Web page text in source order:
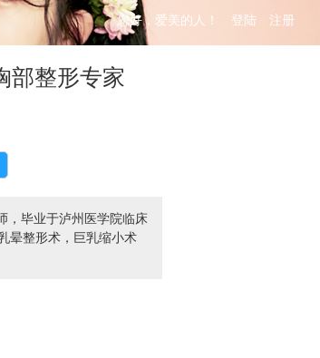
您好，爱美的人！ 登陆 注册
部整形专家
，毕业于泸州医学院临床
晕整形术，巨乳缩小术